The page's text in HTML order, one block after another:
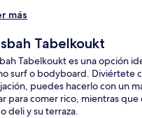
más
Tabelkoukt
Tabelkoukt es una opción
surf o bodyboard. Diviértete
puedes hacerlo con un
para comer rico, mientras
deli y su terraza.